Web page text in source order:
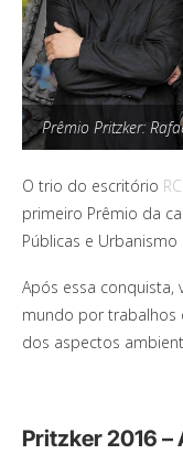
Prêmio Pritzker:
O trio do escritório
primeiro Prêmio da
Públicas e Urbanismo
Após essa conquista,
mundo por trabalhos
dos aspectos
Pritzker 2016 –